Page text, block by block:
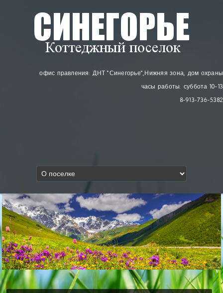
офис правления: ДНТ "Синегорье", Нижняя зона, дом охраны
часы работы: суббота 10-13
8-913-736-5382